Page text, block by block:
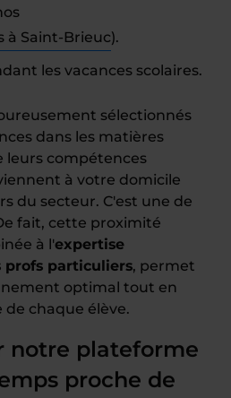
à Saint-Brieuc).
les vacances scolaires.
sélectionnés
dans les matières
leurs compétences
à votre domicile
du secteur. C'est une de
fait, cette proximité
à l'expertise
profs particuliers, permet
optimal tout en
chaque élève.
notre plateforme
proche de